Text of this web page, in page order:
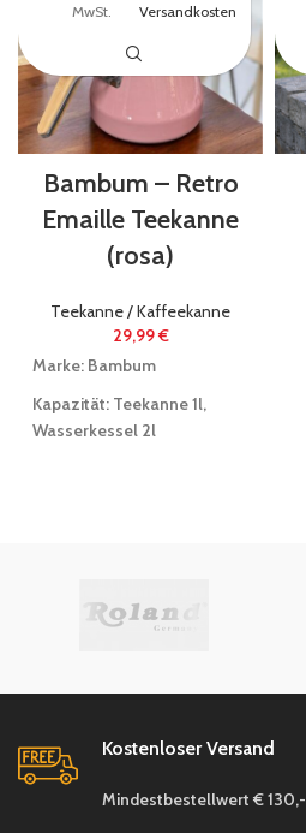
Bambum – Retro
Emaille Teekanne
(rosa)
Teekanne / Kaffeekanne
29,99€
Marke: Bambum
Kapazität: Teekanne 1l,
Wasserkessel 2l
Teekannen Deckel
Für alle Herdarten geeignet:
Handwäsche empfohlen
Besonderheiten:
MwSt.
Versandkosten
Kostenloser Versand
Mindestbestellwert € 130,-